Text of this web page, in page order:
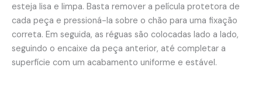
esteja lisa e limpa. Basta remover a película protetora de
cada peça e pressioná-la sobre o chão para uma fixação
correta. Em seguida, as réguas são colocadas lado a lado,
seguindo o encaixe da peça anterior, até completar a
superfície com um acabamento uniforme e estável.